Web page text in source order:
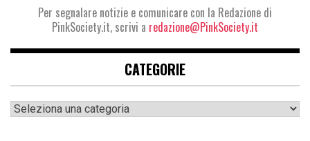
Per segnalare notizie e comunicare con la Redazione di
PinkSociety.it, scrivi a redazione@PinkSociety.it
CATEGORIE
Categorie